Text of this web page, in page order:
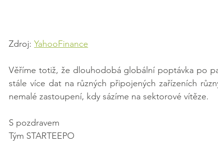
Zdroj: YahooFinance
Věříme totiž, že dlouhodobá globální poptávka po
stále více dat na různých připojených zařízeních
nemalé zastoupení, kdy sázíme na sektorové vítěze.
S pozdravem
Tým STARTEEPO